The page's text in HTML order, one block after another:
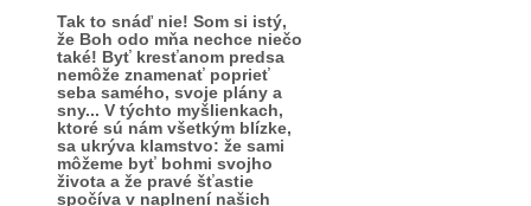
Tak to snáď nie! Som si istý,
že Boh odo mňa nechce niečo
také! Byť kresťanom predsa
nemôže znamenať poprieť
seba samého, svoje plány a
sny... V týchto myšlienkach,
ktoré sú nám všetkým blízke,
sa ukrýva klamstvo: že sami
môžeme byť bohmi svojho
života a že pravé šťastie
spočíva v naplnení našich